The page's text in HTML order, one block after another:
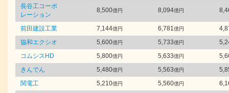
長谷工コーポ
レーション
8,500億円 8,094億円
前田建設工業 7,144億円 6,781億円
協和エクシオ
5,600億円 5,733億円
コムシスHD
5,800億円 5,633億円
きんでん
5,480億円 5,563億円
関電工
5,210億円 5,560億円